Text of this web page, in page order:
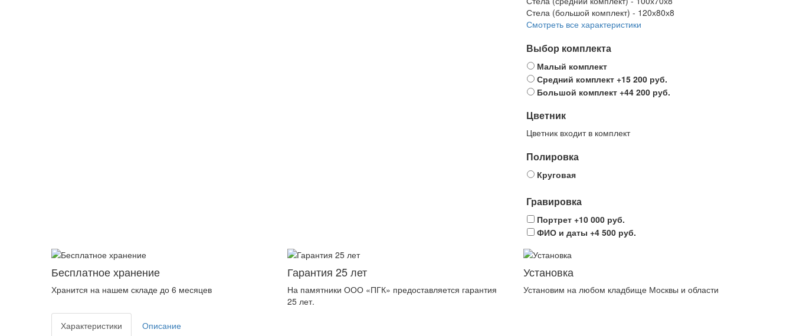
Стела (большой комплект) - 120х80х8
Смотреть все характеристики
Выбор комплекта
Малый комплект
Средний комплект +15 200 руб.
Большой комплект +44 200 руб.
Цветник
Цветник входит в комплект
Полировка
Круговая
Гравировка
Портрет +10 000 руб.
ФИО и даты +4 500 руб.
Бесплатное хранение
Хранится на нашем складе до 6 месяцев
Гарантия 25 лет
На памятники ООО «ПГК» предоставляется гарантия
25 лет.
Установка
Установим на любом кладбище Москвы и области
Характеристики
Описание